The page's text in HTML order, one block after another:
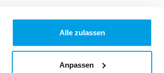
Alle zulassen
Anpassen